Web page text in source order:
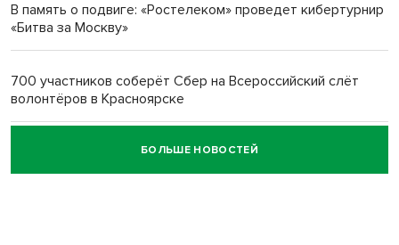
В память о подвиге: «Ростелеком» проведет кибертурнир
«Битва за Москву»
700 участников соберёт Сбер на Всероссийский слёт
волонтёров в Красноярске
Честный выбор: видеонаблюдение обеспечит
объективность результатов ЕДГ в Новосибирской
БОЛЬШЕ НОВОСТЕЙ